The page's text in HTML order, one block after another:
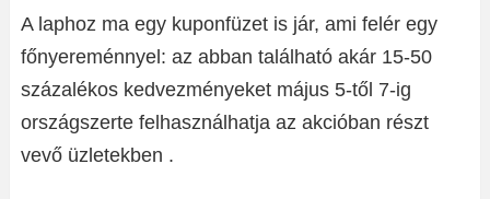
A laphoz ma egy kuponfüzet is jár, ami felér egy
főnyereménnyel: az abban található akár 15-50
százalékos kedvezményeket május 5-től 7-ig
országszerte felhasználhatja az akcióban részt
vevő üzletekben .